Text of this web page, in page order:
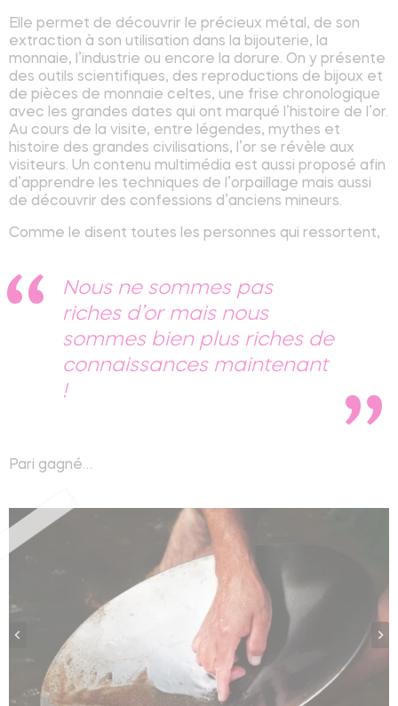
Elle permet de découvrir le précieux métal, de son
extraction à son utilisation dans la bijouterie, la
monnaie, l’industrie ou encore la dorure. On y présente
des outils scientifiques, des reproductions de bijoux et
de pièces de monnaie celtes, une frise chronologique
avec les grandes dates qui ont marqué l’histoire de l’or.
Au cours de la visite, entre légendes, mythes et
histoire des grandes civilisations, l’or se révèle aux
visiteurs. Un contenu multimédia est aussi proposé afin
d’apprendre les techniques de l’orpaillage mais aussi
de découvrir des confessions d’anciens mineurs.
Comme le disent toutes les personnes qui ressortent,
Nous ne sommes pas
riches d’or mais nous
sommes bien plus riches de
connaissances maintenant
!
Pari gagné…